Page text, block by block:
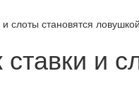
и слоты становятся
и